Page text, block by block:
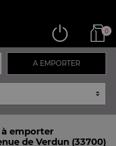
0
A EMPORTER
emporter
de Verdun (33700)